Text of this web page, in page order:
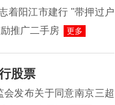
着阳江市建行 "带押过户
推广二手房
更多
股票
发布关于同意南京三超